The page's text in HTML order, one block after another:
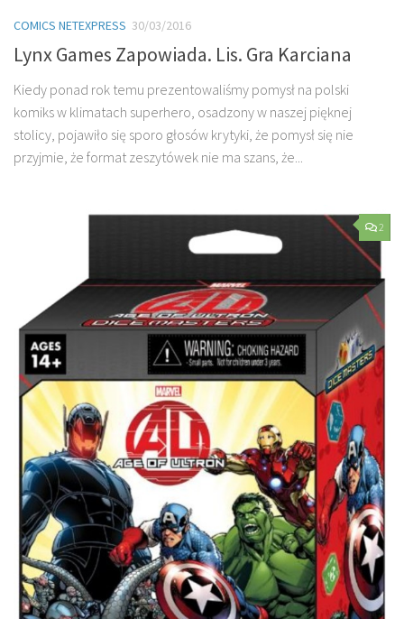
COMICS NETEXPRESS 30/03/2016
Lynx Games Zapowiada. Lis. Gra Karciana
Kiedy ponad rok temu prezentowaliśmy pomysł na polski
komiks w klimatach superhero, osadzony w naszej pięknej
stolicy, pojawiło się sporo głosów krytyki, że pomysł się nie
przyjmie, że format zeszytówek nie ma szans, że...
2